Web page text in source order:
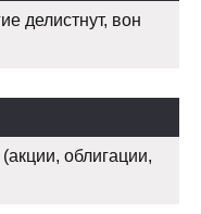
делистнут, вон
облигации,